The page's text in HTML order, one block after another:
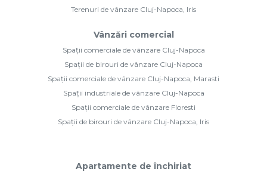
Terenuri de vânzare Cluj-Napoca, Iris
Vânzări comercial
Spații comerciale de vânzare Cluj-Napoca
Spații de birouri de vânzare Cluj-Napoca
Spații comerciale de vânzare Cluj-Napoca, Marasti
Spații industriale de vânzare Cluj-Napoca
Spații comerciale de vânzare Floresti
Spații de birouri de vânzare Cluj-Napoca, Iris
Apartamente de închiriat